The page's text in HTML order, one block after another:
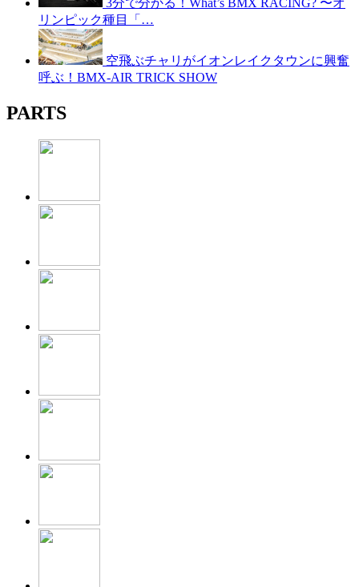
リンピック種目「…
空飛ぶチャリがイオンレイクタウンに興奮
呼ぶ！BMX-AIR TRICK SHOW
PARTS